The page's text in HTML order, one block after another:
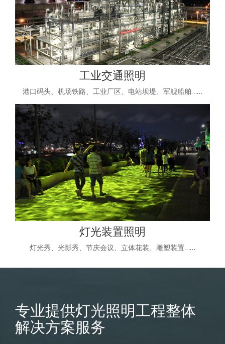
工业交通照明
港口码头、机场铁路、工业厂区、电站坝堤、军舰船舶……
灯光装置照明
灯光秀、光影秀、节庆会议、立体花装、雕塑装置……
专业提供灯光照明工程整体
解决方案服务